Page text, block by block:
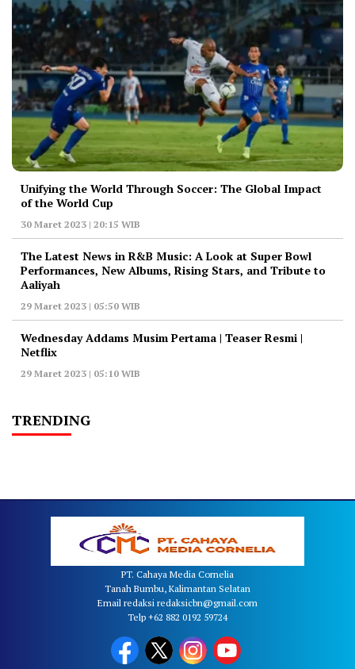
Unifying the World Through Soccer: The Global Impact
of the World Cup
30 Maret 2023 | 20:15 WIB
The Latest News in R&B Music: A Look at Super Bowl
Performances, New Albums, Rising Stars, and Tribute to
Aaliyah
29 Maret 2023 | 05:50 WIB
Wednesday Addams Musim Pertama | Teaser Resmi |
Netflix
29 Maret 2023 | 05:10 WIB
TRENDING
PT. Cahaya Media Cornelia
Tanah Bumbu, Kalimantan Selatan
Email redaksi redaksicbn@gmail.com
Telp +62 882 0192 59724